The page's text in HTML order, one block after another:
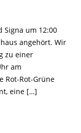
Signa um 12:00
angehört. Wir
zu einer
am
Rot-Rot-Grüne
eine […]